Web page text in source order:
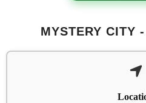
MYSTERY CITY